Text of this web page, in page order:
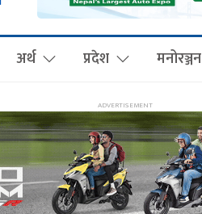
अर्थ प्रदेश मनोरञ्जन